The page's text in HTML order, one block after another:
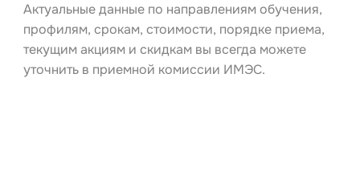
Актуальные данные по направлениям обучения,
профилям, срокам, стоимости, порядке приема,
текущим акциям и скидкам вы всегда можете
уточнить в приемной комиссии ИМЭС.